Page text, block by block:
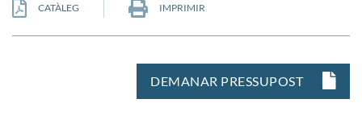
CATÀLEG IMPRIMIR
DEMANAR PRESSUPOST